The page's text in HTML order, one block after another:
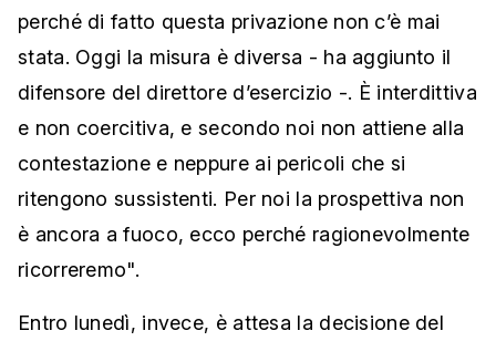
perché di fatto questa privazione non c’è mai
stata. Oggi la misura è diversa - ha aggiunto il
difensore del direttore d’esercizio -. È interdittiva
e non coercitiva, e secondo noi non attiene alla
contestazione e neppure ai pericoli che si
ritengono sussistenti. Per noi la prospettiva non
è ancora a fuoco, ecco perché ragionevolmente
ricorreremo".
Entro lunedì, invece, è attesa la decisione del